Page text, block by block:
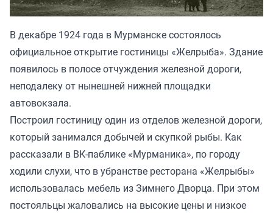
В декабре 1924 года в Мурманске состоялось
официальное открытие гостиницы «Желрыба». Здание
появилось в полосе отчуждения железной дороги,
неподалеку от нынешней нижней площадки
автовокзала.
Построил гостиницу один из отделов железной дороги,
который занимался добычей и скупкой рыбы. Как
рассказали в ВК-паблике «Мурманика», по городу
ходили слухи, что в убранстве ресторана «Желрыбы»
использовалась мебель из Зимнего Дворца. При этом
постояльцы жаловались на высокие цены и низкое